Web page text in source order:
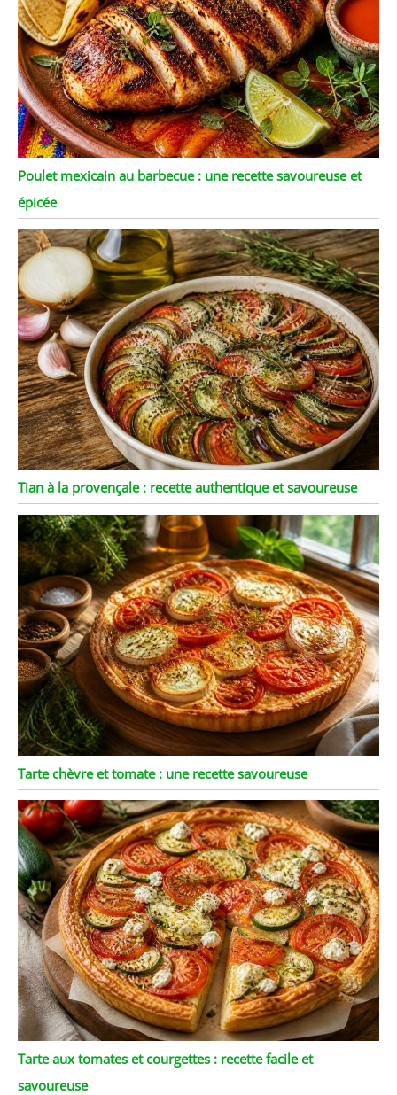
Poulet mexicain au barbecue : une recette savoureuse et
épicée
Tian à la provençale : recette authentique et savoureuse
Tarte chèvre et tomate : une recette savoureuse
Tarte aux tomates et courgettes : recette facile et
savoureuse